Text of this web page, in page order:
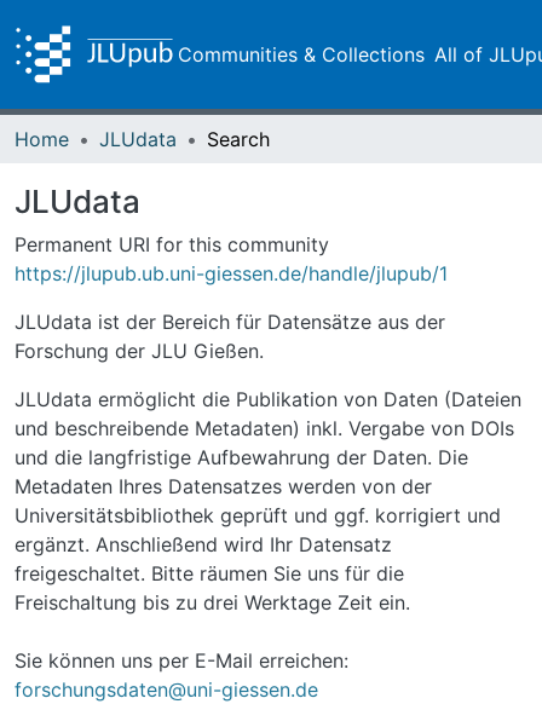
Communities & Collections All of
Home JLUdata Search
JLUdata
Permanent URI for this community
https://jlupub.ub.uni-giessen.de/handle/jlupub/1
JLUdata ist der Bereich für Datensätze aus der
Forschung der JLU Gießen.
JLUdata ermöglicht die Publikation von Daten (Dateien
und beschreibende Metadaten) inkl. Vergabe von DOIs
und die langfristige Aufbewahrung der Daten. Die
Metadaten Ihres Datensatzes werden von der
Universitätsbibliothek geprüft und ggf. korrigiert und
ergänzt. Anschließend wird Ihr Datensatz
freigeschaltet. Bitte räumen Sie uns für die
Freischaltung bis zu drei Werktage Zeit ein.
Sie können uns per E-Mail erreichen:
forschungsdaten@uni-giessen.de